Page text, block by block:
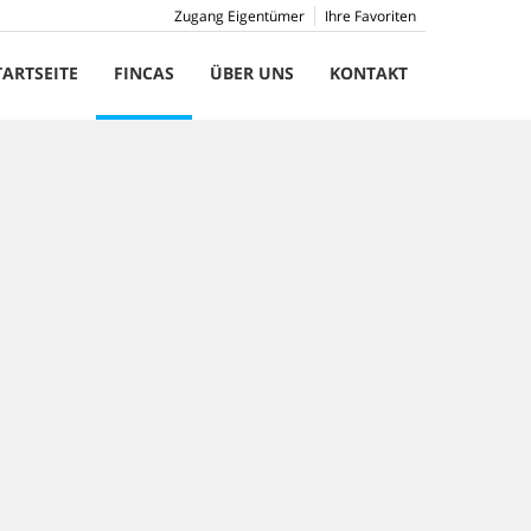
Ihre Favoriten
Zugang Eigentümer
FINCAS ÜBER UNS KONTAKT